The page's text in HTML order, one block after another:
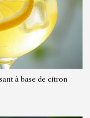
à base de citron